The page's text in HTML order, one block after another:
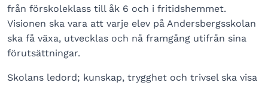
från förskoleklass till åk 6 och i fritidshemmet.
Visionen ska vara att varje elev på Andersbergsskolan
ska få växa, utvecklas och nå framgång utifrån sina
förutsättningar.
Skolans ledord; kunskap, trygghet och trivsel ska visa